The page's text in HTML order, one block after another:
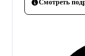
Смотреть